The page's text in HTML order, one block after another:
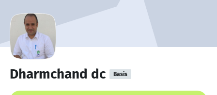
Dharmchand dc Basis